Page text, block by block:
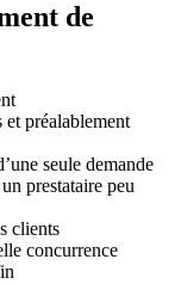
de
et préalablement
seule demande
prestataire peu
clients
concurrence